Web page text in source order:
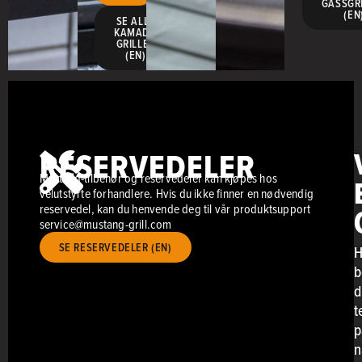
SE ALLE
KAMADO
GRILLER
(EN)
RESERVEDELER
Mustang-tilbehør og reservedeler kan kjøpes hos
velutstyrte forhandlere. Hvis du ikke finner en nødvendig
reservedel, kan du henvende deg til vår produktsupport
service@mustang-grill.com
SE RESERVEDELER (EN)